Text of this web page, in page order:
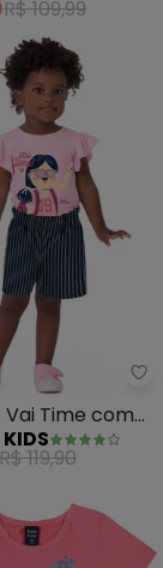
R$ 109,99
Purr-
Time com
Claro)
R$ 119,90